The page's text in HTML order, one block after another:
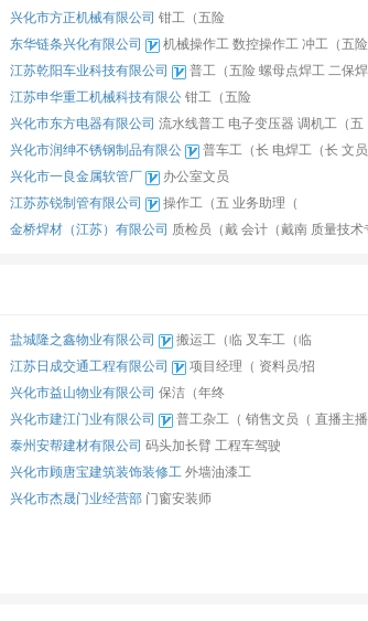
兴化市方正机械有限公司 钳工（五险
东华链条兴化有限公司
机械操作工 数控操作工 冲工（五险
江苏乾阳车业科技有限公司
普工（五险 螺母点焊工 二保
江苏申华重工机械科技有限公 钳工（五险
兴化市东方电器有限公司 流水线普工 电子变压器 调机工（五
兴化市润绅不锈钢制品有限公
普车工（长 电焊工（长 文员（
兴化市一良金属软管厂
办公室文员
江苏苏锐制管有限公司
操作工（五 业务助理（
金桥焊材（江苏）有限公司 质检员（戴 会计（戴南 质量技术
盐城隆之鑫物业有限公司 搬运工（临 叉车工（临
江苏日成交通工程有限公司
项目经理（ 资料员/招
兴化市益山物业有限公司 保洁（年终
兴化市建江门业有限公司
普工杂工（ 销售文员（ 直播主
泰州安帮建材有限公司 码头加长臂 工程车驾驶
兴化市顾唐宝建筑装饰装修工 外墙油漆工
兴化市杰晟门业经营部 门窗安装师